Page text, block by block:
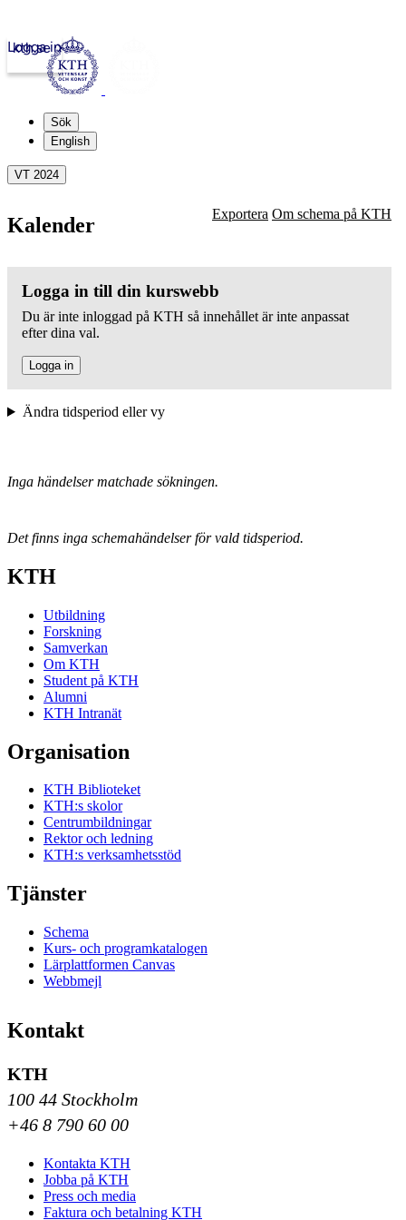
kth.se
Logga in
Sök
English
VT 2024
Kalender Exportera Om schema på KTH
Logga in till din kurswebb
Du är inte inloggad på KTH så innehållet är inte anpassat
efter dina val.
Logga in
Ändra tidsperiod eller vy
Inga händelser matchade sökningen.
Det finns inga schemahändelser för vald tidsperiod.
KTH
Utbildning
Forskning
Samverkan
Om KTH
Student på KTH
Alumni
KTH Intranät
Organisation
KTH Biblioteket
KTH:s skolor
Centrumbildningar
Rektor och ledning
KTH:s verksamhetsstöd
Tjänster
Schema
Kurs- och programkatalogen
Lärplattformen Canvas
Webbmejl
Kontakt
KTH
100 44 Stockholm
+46 8 790 60 00
Kontakta KTH
Jobba på KTH
Press och media
Faktura och betalning KTH